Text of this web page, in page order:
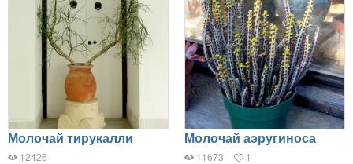
Молочай тирукалли
12426
Молочай аэругиноса
11673 1